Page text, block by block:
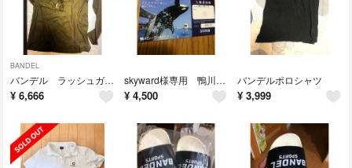
BANDEL
バンデル ラッシュガードロングシャツ
¥ 6,666
skyward様専用 鴨川シーワールドの優待券２枚とオマケ
¥ 4,500
バンデルポロシャツ
¥ 3,999